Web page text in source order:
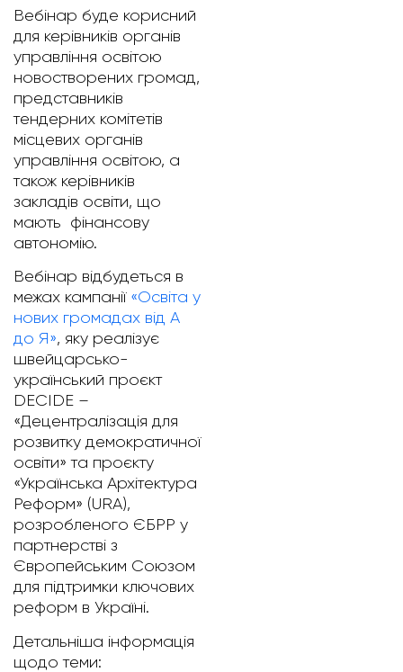
Вебінар буде корисний
для керівників органів
управління освітою
новостворених громад,
представників
тендерних комітетів
місцевих органів
управління освітою, а
також керівників
закладів освіти, що
мають фінансову
автономію.
Вебінар відбудеться в
межах кампанії «Освіта у
нових громадах від А
до Я», яку реалізує
швейцарсько-
український проєкт
DECIDE –
«Децентралізація для
розвитку демократичної
освіти» та проєкту
«Українська Архітектура
Реформ» (URA),
розробленого ЄБРР у
партнерстві з
Європейським Союзом
для підтримки ключових
реформ в Україні.
Детальніша інформація
щодо теми: